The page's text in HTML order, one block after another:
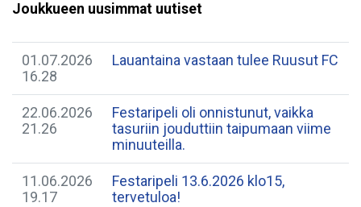
Joukkueen uusimmat uutiset
01.07.2026
16.28
Lauantaina vastaan tulee Ruusut FC
22.06.2026
21.26
Festaripeli oli onnistunut, vaikka
tasuriin jouduttiin taipumaan viime
minuuteilla.
11.06.2026
19.17
Festaripeli 13.6.2026 klo15,
tervetuloa!